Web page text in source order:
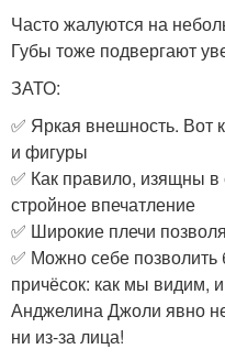
Часто жалуются на
Губы тоже подвергают
ЗАТО:
✅ Яркая внешность. Вот
и фигуры
✅ Как правило, изящны
стройное впечатление
✅ Широкие плечи
✅ Можно себе
причёсок: как мы видим,
Анджелина Джоли явно
ни из-за лица!